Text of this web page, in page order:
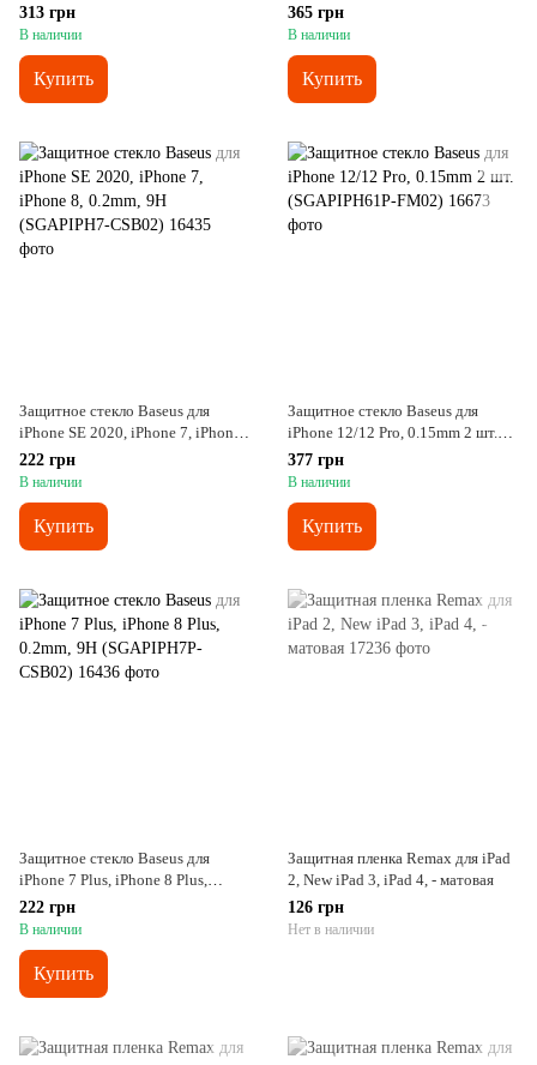
Max, 0.2mm, Черный
(SGAPIPH65-TN01)
313 грн
В наличии
Купить
(SGAPIPH54N-FM02)
365 грн
В наличии
Купить
Защитное cтекло Baseus для
iPhone SE 2020, iPhone 7, iPhone
8, 0.2mm, 9H (SGAPIPH7-CSB02)
222 грн
В наличии
Купить
Защитное cтекло Baseus для
iPhone 12/12 Pro, 0.15mm 2 шт.
(SGAPIPH61P-FM02)
377 грн
В наличии
Купить
Защитное cтекло Baseus для
iPhone 7 Plus, iPhone 8 Plus,
0.2mm, 9H (SGAPIPH7P-CSB02)
222 грн
В наличии
Купить
Защитная пленка Remax для iPad
2, New iPad 3, iPad 4, - матовая
126 грн
Нет в наличии